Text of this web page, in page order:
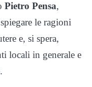
Pietro Pensa,
le ragioni
e, si spera,
locali in generale e